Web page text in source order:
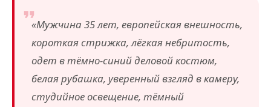
«Мужчина 35 лет, европейская внешность,
короткая стрижка, лёгкая небритость,
одет в тёмно-синий деловой костюм,
белая рубашка, уверенный взгляд в камеру,
студийное освещение, тёмный